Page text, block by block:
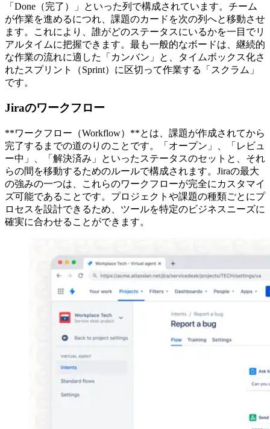
「Done（完了）」といった列で構成されています。チーム
が作業を進めるにつれ、課題のカードを次の列へと移動させ
ます。これにより、誰がどのステータスにいるかを一目でリ
アルタイムに把握できます。最も一般的なボードは、継続的
な作業の流れに適した「カンバン」と、タイムボックス化さ
れたスプリント（Sprint）に区切って作業する「スクラム」
です。
Jiraのワークフロー
**ワークフロー（Workflow）**とは、課題が作成されてから
完了するまでの道のりのことです。「オープン」、「レビュ
ー中」、「解決済み」といったステータスのセットと、それ
らの間を移動するためのルールで構成されます。Jiraの最大
の強みの一つは、これらのワークフローが完全にカスタマイ
ズ可能であることです。プロジェクトや課題の種類ごとにプ
ロセスを設計できるため、ツールを特定のビジネスニーズに
確実に合わせることができます。